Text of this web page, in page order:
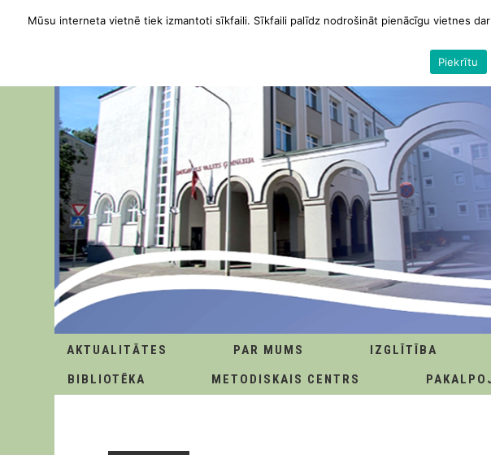
AKTUALITĀTES PAR MUMS IZGLĪTĪBA
BIBLIOTĒKA
METODISKAIS CENTRS
Mūsu interneta vietnē tiek izmantoti sīkfaili. Sīkfaili palīdz nodrošināt pienācīgu vietnes
Piekrītu